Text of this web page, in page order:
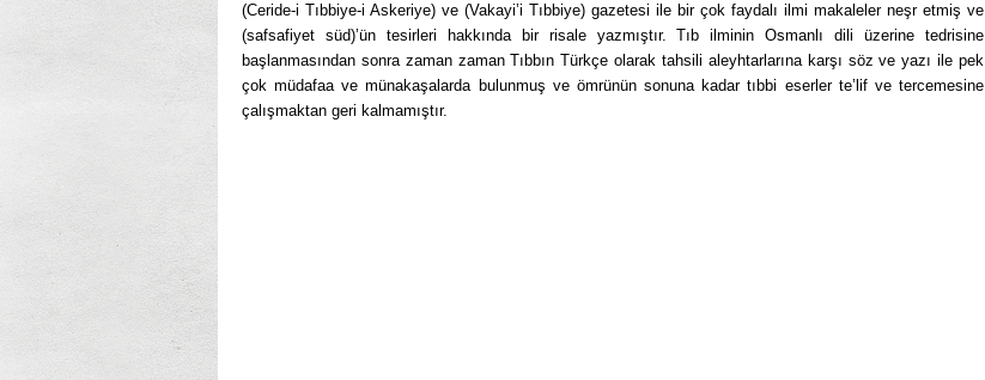
(Ceride-i Tıbbiye-i Askeriye) ve (Vakayi’i Tıbbiye) gazetesi ile bir çok faydalı ilmi makaleler neşr etmiş ve
(safsafiyet süd)’ün tesirleri hakkında bir risale yazmıştır. Tıb ilminin Osmanlı dili üzerine tedrisine
başlanmasından sonra zaman zaman Tıbbın Türkçe olarak tahsili aleyhtarlarına karşı söz ve yazı ile pek
çok müdafaa ve münakaşalarda bulunmuş ve ömrünün sonuna kadar tıbbi eserler te’lif ve tercemesine
çalışmaktan geri kalmamıştır.